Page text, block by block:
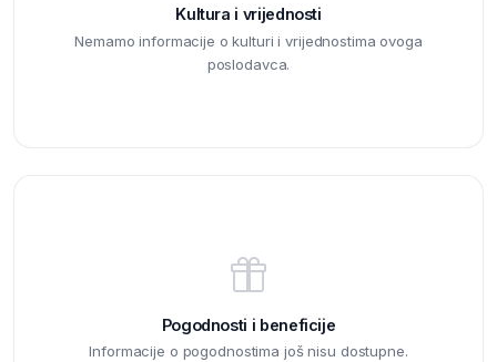
Kultura i vrijednosti
Nemamo informacije o kulturi i vrijednostima ovoga
poslodavca.
Pogodnosti i beneficije
Informacije o pogodnostima još nisu dostupne.